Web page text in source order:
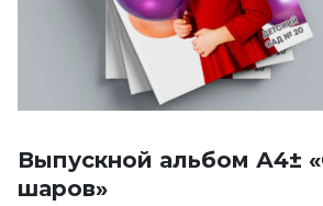
Выпускной альбом А4±
шаров»